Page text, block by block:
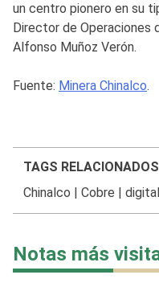
un centro pionero en su
Director de Operaciones
Alfonso Muñoz Verón.
Fuente: Minera Chinalco.
TAGS RELACIONADOS
Chinalco
Cobre
Notas más